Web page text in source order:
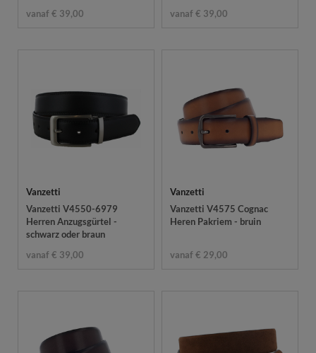
vanaf € 39,00
vanaf € 39,00
Vanzetti
Vanzetti V4550-6979
Herren Anzugsgürtel -
schwarz oder braun
vanaf € 39,00
Vanzetti
Vanzetti V4575 Cognac
Heren Pakriem - bruin
vanaf € 29,00